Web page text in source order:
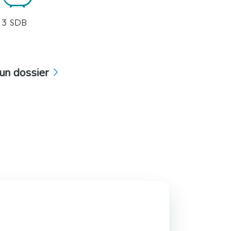
3 SDB
dossier